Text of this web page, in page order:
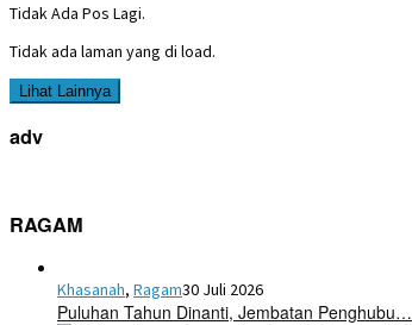
Tidak Ada Pos Lagi.
Tidak ada laman yang di load.
Lihat Lainnya
adv
RAGAM
Khasanah, Ragam30 Juli 2026
Puluhan Tahun Dinanti, Jembatan Penghubu…